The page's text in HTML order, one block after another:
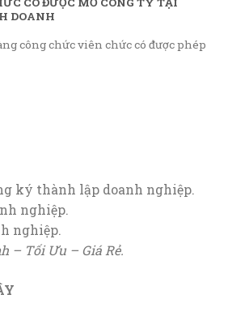
DOANH
công chức viên chức có được phép
ký thành lập doanh nghiệp.
nghiệp.
nghiệp.
– Tối Ưu – Giá Rẻ.